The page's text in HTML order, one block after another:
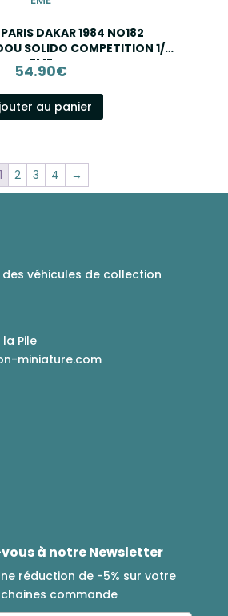
DAKAR 1984 NO182
SOLIDO COMPETITION 1/18
EME
54.90€
au panier
1 2 3 4 →
des véhicules de collection
Pile
miniature.com
à notre Newsletter
réduction de -5% sur votre
commande